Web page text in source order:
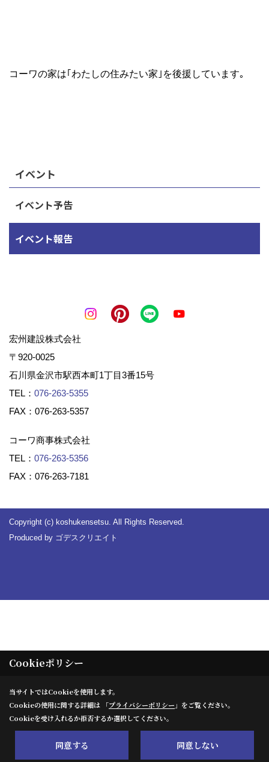
コーワの家は｢わたしの住みたい家｣を後援しています｡
イベント
イベント予告
イベント報告
宏州建設株式会社
〒920-0025
石川県金沢市駅西本町1丁目3番15号
TEL： 076-263-5355
FAX：076-263-5357
コーワ商事株式会社
TEL： 076-263-5356
FAX：076-263-7181
Copyright (c) koshukensetsu. All Rights Reserved.
Produced by ゴデスクリエイト
Cookieポリシー
当サイトではCookieを使用します。
Cookieの使用に関する詳細は 「プライバシーポリシー 」をご覧ください。
Cookieを受け入れるか拒否するか選択してください。
同意する 同意しない